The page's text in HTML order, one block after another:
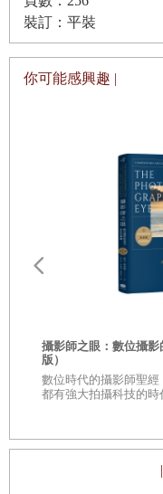
裝訂：平裝
你可能感興趣 |
攝影師之眼：數位攝
版）
數位時代的攝影師聖
都有強大拍攝科技的